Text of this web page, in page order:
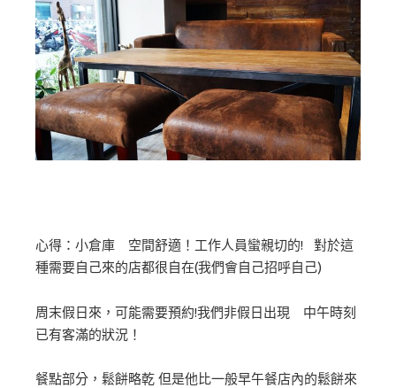
心得：小倉庫 空間舒適！工作人員蠻親切的! 對於這
種需要自己來的店都很自在(我們會自己招呼自己)
周末假日來，可能需要預約!我們非假日出現 中午時刻
已有客滿的狀況！
餐點部分，鬆餅略乾 但是他比一般早午餐店內的鬆餅來